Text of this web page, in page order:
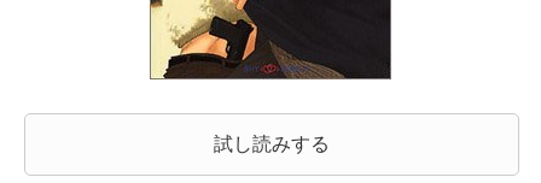
試し読みする